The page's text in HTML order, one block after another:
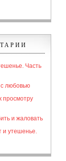
Часть
с любовью
просмотру
и жаловать
и утешенье.